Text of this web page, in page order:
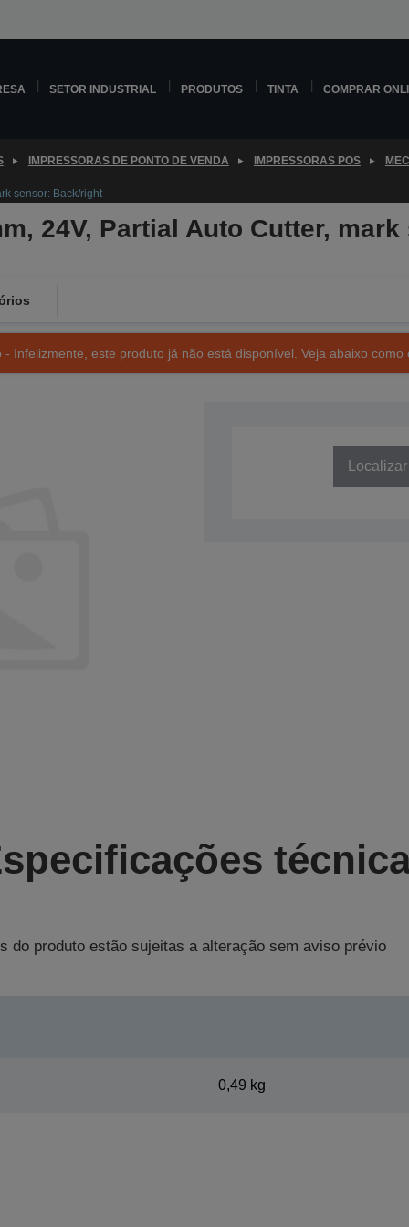
SETOR INDUSTRIAL PRODUTOS TINTA COMPRAR
IMPRESSORAS DE PONTO DE VENDA IMPRESSORAS POS
sensor: Back/right
24V, Partial Auto Cutter,
Infelizmente, este produto já não está disponível. Veja abaixo
do produto estão sujeitas a alteração sem aviso prévio
0,49 kg